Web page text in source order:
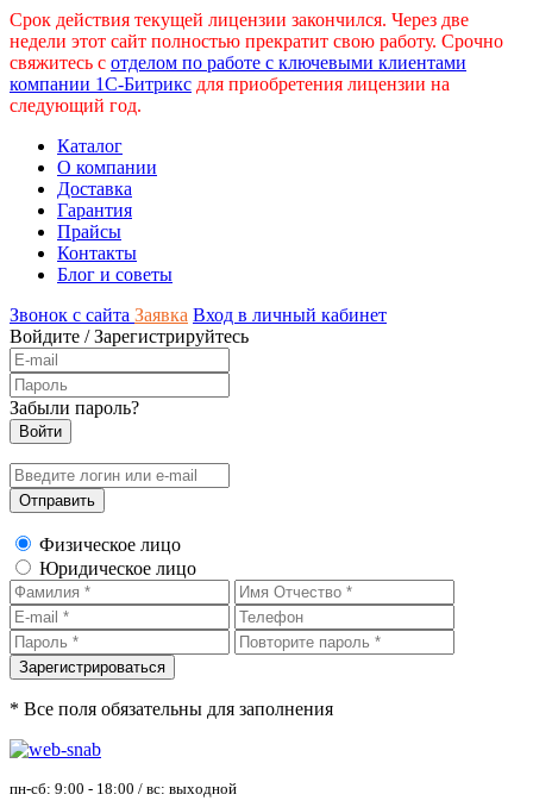
Срок действия текущей лицензии закончился. Через две
недели этот сайт полностью прекратит свою работу. Срочно
свяжитесь с отделом по работе с ключевыми клиентами
компании 1С-Битрикс для приобретения лицензии на
следующий год.
Каталог
О компании
Доставка
Гарантия
Прайсы
Контакты
Блог и советы
Звонок с сайта Заявка Вход в личный кабинет
Войдите /Зарегистрируйтесь
Забыли пароль?
Физическое лицо
Юридическое лицо
* Все поля обязательны для заполнения
пн-сб: 9:00 - 18:00 / вс: выходной